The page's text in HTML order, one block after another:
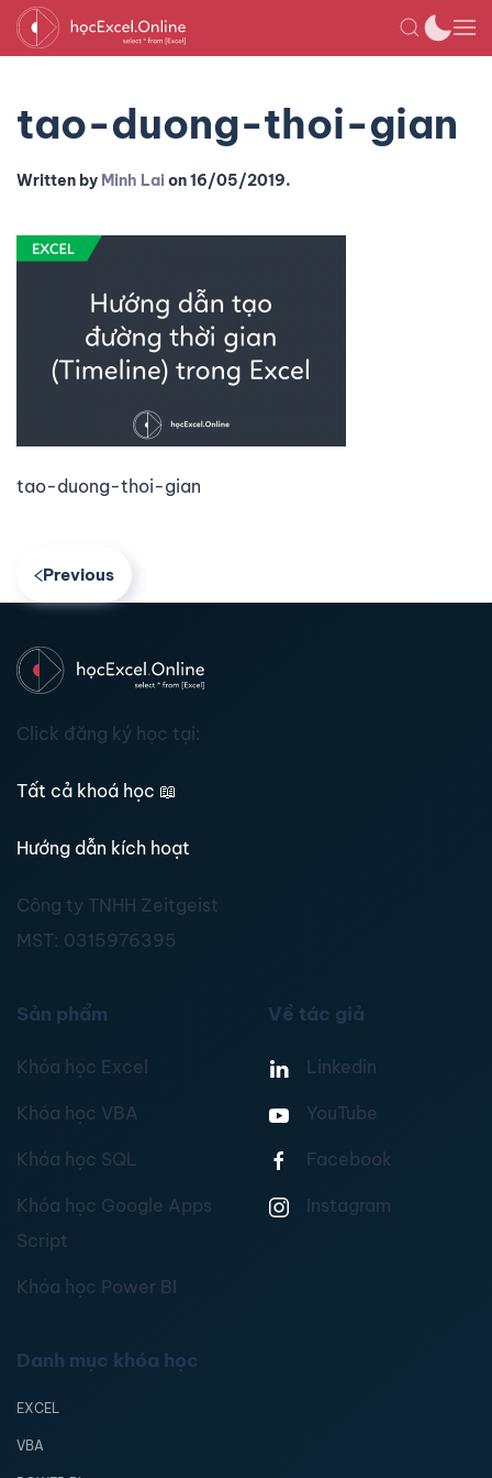
tao-duong-thoi-gian
Written by Minh Laion16/05/2019.
tao-duong-thoi-gian
Previous
Click đăng ký học tại:
Tất cả khoá học 📖
Hướng dẫn kích hoạt
Công ty TNHH Zeitgeist
MST: 0315976395
Sản phẩm
Khóa học Excel
Khóa học VBA
Khóa học SQL
Khóa học Google Apps
Script
Khóa học Power BI
Về tác giả
Linkedin
YouTube
Facebook
Instagram
Danh mục khóa học
EXCEL
VBA